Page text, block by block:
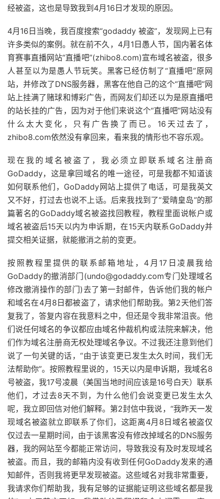
经被盗，这也是导致我到4月16日才发现的原因。
4月16日当晚，我百度搜索“godaddy 被盗”，发现网上已有
许多类似的案例。就在前不久，4月1日愚人节，国内著名体
育赛事直播网站“直播吧”(zhibo8.com)宣布域名被盗，很多
人甚至以为是愚人节玩笑。黑客已经仿制了“直播吧”原网
站，并修改了DNS服务器，黑客在他自己的这个“直播吧”网
站上挂满了赌球和博彩广告，而网友们却还以为是原直播吧
的站长挂的广告，因为对于他们来说这个“直播吧”网站没有
什么太大变化，只有广告换了而已。16天过去了，
zhibo8.com依然没有拿回来，看来我的情形也不容乐观。
现在我的域名被盗了，我必须立即联系域名注册商
GoDaddy，这是拿回域名的唯一途径，可是我都不知道该
如何联系他们，GoDaddy网站上提供了电话，可是我英文
又不好，打过去也说不上话。后来我找到了“爱晴皇岛”的那
篇著名的GoDaddy域名被盗找回教程，教程里面说帐户或
域名被盗后15天以内为申诉期，在15天内联系GoDaddy并
提交相关证据，就能撤消之前的变更。
按照教程里提供的联系邮箱地址，4月17日凌晨我给
GoDaddy的撤消部门(undo@godaddy.com专门处理域名
修改撤消操作的部门)去了第一封邮件，告诉他们我的帐户
和域名在4月8日都被盗了，请求他们帮助我。第2天他们答
复我了，答复内容在我意料之中，但还是令我非常沮丧。他
们说任何域名的争议都应由域名仲裁机构或法院来解决，他
们作为域名注册商无权处理域名争议。不过我还注意到他们
说了一句关键的话，“由于该变更已发生太久时间，我们无
法帮助你”。按照教程里说的，15天以内是申诉期，我域名8
号被盗，我17号凌晨（美国当地时间应该是16号白天）联系
他们，才过去8天不到，为什么他们会说变更已发生太久
呢，我立即回信对他们解释。第2封信中我说，“我昨天一发
现域名被盗就立即联系了你们，这距离4月8日域名被盗仅
仅过去一星期时间，由于该黑客没有修改掉域名的DNS服务
器，我的网站至今都能正常访问，导致我没有及时发现域名
被盗。而且，我的邮箱内没有收到任何GoDaddy发来的通
知邮件，否则我将更早发现被盗。这些域名对我非常重要，
我请求你们帮助我，我有足够的证据能证明这些域名都是我